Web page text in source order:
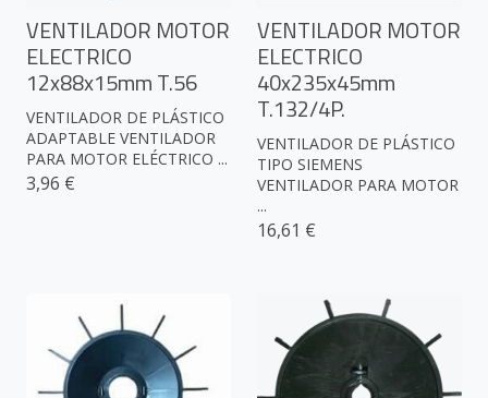
VENTILADOR MOTOR
ELECTRICO
12x88x15mm T.56
VENTILADOR DE PLÁSTICO
ADAPTABLE VENTILADOR
PARA MOTOR ELÉCTRICO ...
3,96 €
VENTILADOR MOTOR
ELECTRICO
40x235x45mm
T.132/4P.
VENTILADOR DE PLÁSTICO
TIPO SIEMENS
VENTILADOR PARA MOTOR
...
16,61 €